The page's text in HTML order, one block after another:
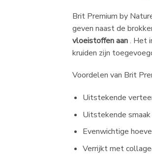
Brit Premium by
geven naast de
vloeistoffen aan. Het
kruiden zijn
Voordelen van Brit
Uitstekende
Uitstekende smaak
Evenwichtige
Verrijkt met